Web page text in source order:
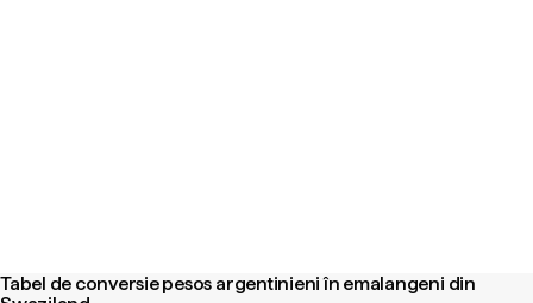
Tabel de conversie pesos argentinieni în emalangeni din